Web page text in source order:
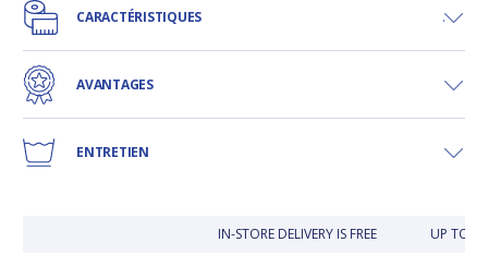
CARACTÉRISTIQUES
AVANTAGES
ENTRETIEN
IN-STORE DELIVERY IS FREE UP TO 30